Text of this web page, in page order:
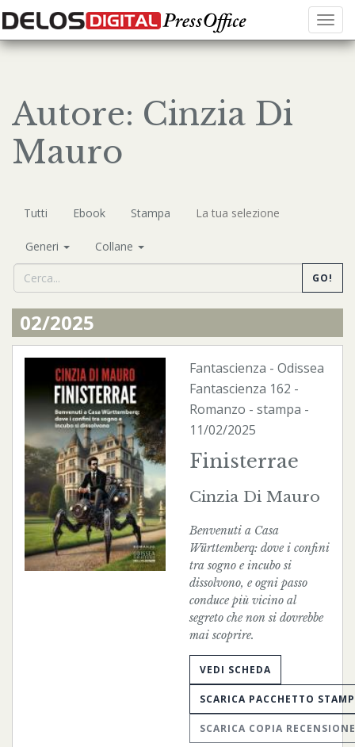
Menu
Autore: Cinzia Di
Mauro
Tutti Ebook Stampa La tua selezione
Generi Collane
GO!
02/2025
Fantascienza - Odissea
Fantascienza 162 -
Romanzo - stampa -
11/02/2025
Finisterrae
Cinzia Di Mauro
Benvenuti a Casa
Württemberq: dove i confini
tra sogno e incubo si
dissolvono, e ogni passo
conduce più vicino al
segreto che non si dovrebbe
mai scoprire.
VEDI SCHEDA
SCARICA PACCHETTO
SCARICA COPIA RECENSIONE